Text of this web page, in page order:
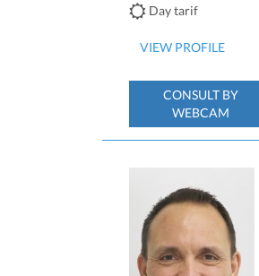
Day tarif
VIEW PROFILE
CONSULT BY
WEBCAM